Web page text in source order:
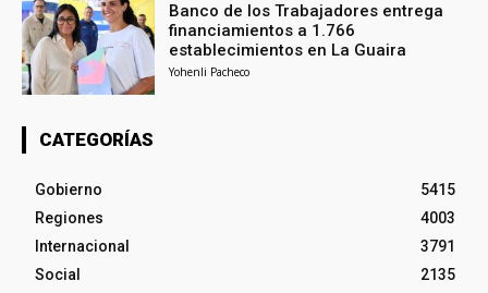
Banco de los Trabajadores entrega
financiamientos a 1.766
establecimientos en La Guaira
Yohenli Pacheco
CATEGORÍAS
Gobierno
5415
Regiones
4003
Internacional
3791
Social
2135